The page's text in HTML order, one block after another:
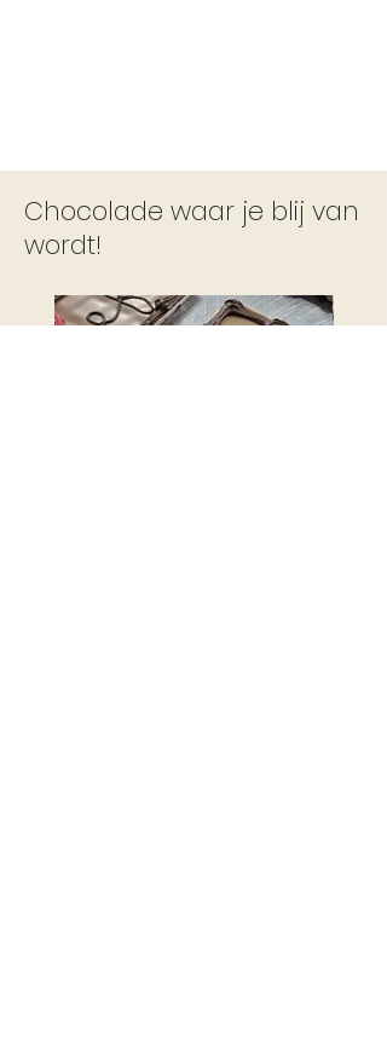
Chocolade waar je blij van
wordt!